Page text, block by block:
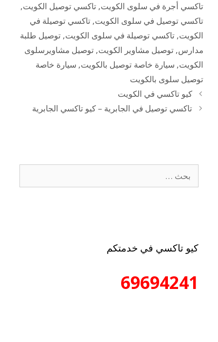
تاكسي أجرة في سلوى الكويت, تاكسي توصيل الكويت,
تاكسي توصيل في سلوى الكويت, تاكسي توصيلة في
الكويت, تاكسي توصيلة في سلوى الكويت, توصيل طلبة
مدارس, توصيل مشاوير الكويت, توصيل مشاويرسلوى
الكويت, سيارة خاصة توصيل بالكويت, سيارة خاصة
توصيل سلوى بالكويت
كيو تاكسي في الكويت
تاكسي توصيل في الجابرية – كيو تاكسي الجابرية
كيو تاكسي في خدمتكم
69694241